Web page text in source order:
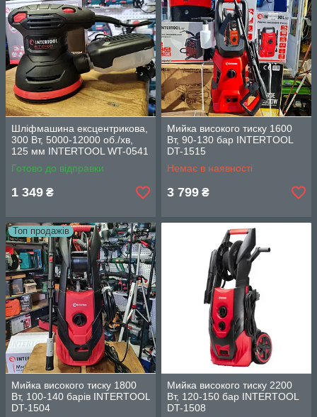
Шліфмашина ексцентрикова,
300 Вт, 5000-12000 об./хв,
125 мм INTERTOOL WT-0541
Готово до відправки
1 349 ₴
Мийка високого тиску 1600
Вт, 90-130 бар INTERTOOL
DT-1515
Немає в наявності
3 799 ₴
Топ продажів
Мийка високого тиску 1800
Вт, 100-140 барів INTERTOOL
DT-1504
Мийка високого тиску 2200
Вт, 120-150 бар INTERTOOL
DT-1508